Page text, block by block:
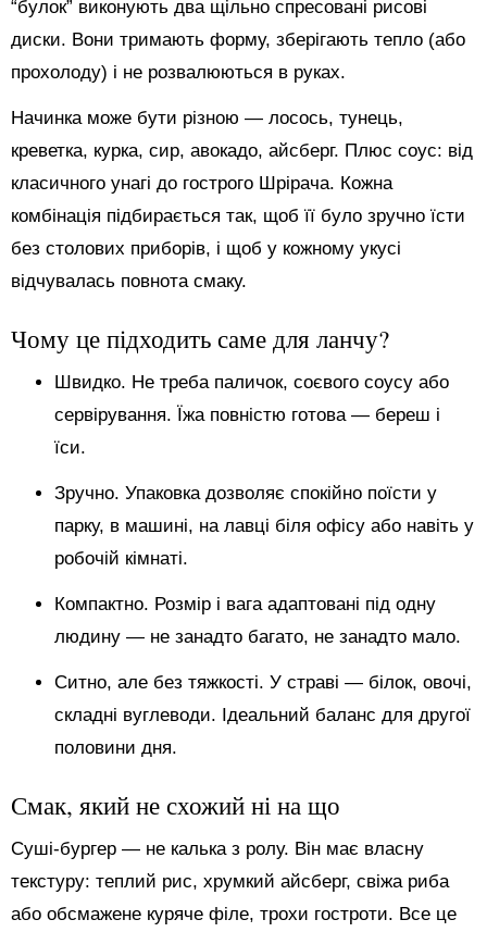
“булок” виконують два щільно спресовані рисові
диски. Вони тримають форму, зберігають тепло (або
прохолоду) і не розвалюються в руках.
Начинка може бути різною — лосось, тунець,
креветка, курка, сир, авокадо, айсберг. Плюс соус: від
класичного унагі до гострого Шрірача. Кожна
комбінація підбирається так, щоб її було зручно їсти
без столових приборів, і щоб у кожному укусі
відчувалась повнота смаку.
Чому це підходить саме для ланчу?
Швидко. Не треба паличок, соєвого соусу або
сервірування. Їжа повністю готова — береш і
їси.
Зручно. Упаковка дозволяє спокійно поїсти у
парку, в машині, на лавці біля офісу або навіть у
робочій кімнаті.
Компактно. Розмір і вага адаптовані під одну
людину — не занадто багато, не занадто мало.
Ситно, але без тяжкості. У страві — білок, овочі,
складні вуглеводи. Ідеальний баланс для другої
половини дня.
Смак, який не схожий ні на що
Суші-бургер — не калька з ролу. Він має власну
текстуру: теплий рис, хрумкий айсберг, свіжа риба
або обсмажене куряче філе, трохи гостроти. Все це